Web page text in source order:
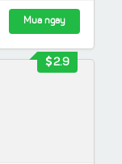
Mua ngay
2.9